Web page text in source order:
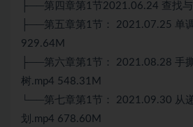
├──第四章第1节2021.06.24 查找
├──第五章第1节： 2021.07.25 单
929.64M
├──第六章第1节： 2021.08.28 手
树.mp4 548.31M
└──第七章第1节： 2021.09.30 从
划.mp4 678.60M